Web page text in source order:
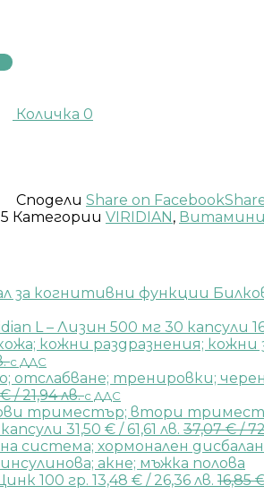
Количка 0
Сподели Share on Facebook
Категории VIRIDIAN,
L – Лизин 500 мг 30 капсули
с ДДС
€/ 21,94 лв.с ДДС
31,50 € / 61,61 лв. 37,07€/
100 гр. 13,48 € / 26,36 лв. 16,85